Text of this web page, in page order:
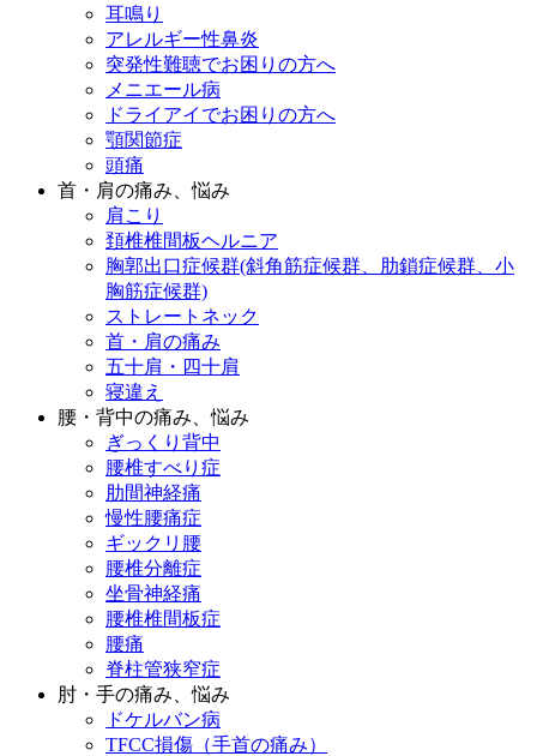
耳鳴り
アレルギー性鼻炎
突発性難聴でお困りの方へ
メニエール病
ドライアイでお困りの方へ
顎関節症
頭痛
首・肩の痛み、悩み
肩こり
頚椎椎間板ヘルニア
胸郭出口症候群(斜角筋症候群、肋鎖症候群、小
胸筋症候群)
ストレートネック
首・肩の痛み
五十肩・四十肩
寝違え
腰・背中の痛み、悩み
ぎっくり背中
腰椎すべり症
肋間神経痛
慢性腰痛症
ギックリ腰
腰椎分離症
坐骨神経痛
腰椎椎間板症
腰痛
脊柱管狭窄症
肘・手の痛み、悩み
ドケルバン病
TFCC損傷（手首の痛み）